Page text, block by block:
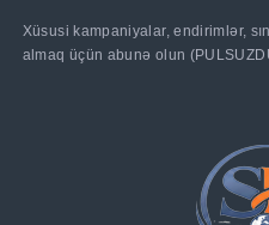
Xüsusi kampaniyalar, endirimlər,
almaq üçün abunə olun